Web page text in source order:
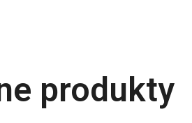
produkty